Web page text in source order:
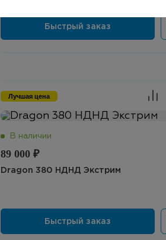
Лучшая цена
89 000 ₽
Dragon 380 НДНД Экстрим